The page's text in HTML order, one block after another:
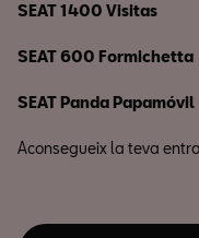
SEAT 1400 Visitas
SEAT 600 Formichetta
SEAT Panda Papamóvil
Aconsegueix la teva